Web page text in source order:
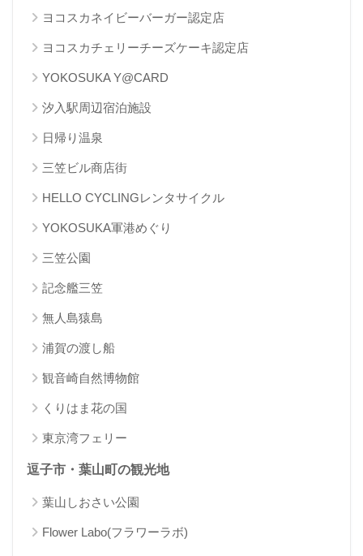
ヨコスカネイビーバーガー認定店
ヨコスカチェリーチーズケーキ認定店
YOKOSUKA Y@CARD
汐入駅周辺宿泊施設
日帰り温泉
三笠ビル商店街
HELLO CYCLINGレンタサイクル
YOKOSUKA軍港めぐり
三笠公園
記念艦三笠
無人島猿島
浦賀の渡し船
観音崎自然博物館
くりはま花の国
東京湾フェリー
逗子市・葉山町の観光地
葉山しおさい公園
Flower Labo(フラワーラボ)